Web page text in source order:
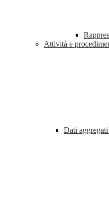
Attività e
Dati